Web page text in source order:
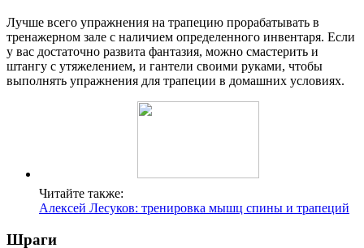
Лучше всего упражнения на трапецию прорабатывать в
тренажерном зале с наличием определенного инвентаря. Если
у вас достаточно развита фантазия, можно смастерить и
штангу с утяжелением, и гантели своими руками, чтобы
выполнять упражнения для трапеции в домашних условиях.
Читайте также:
Алексей Лесуков: тренировка мышц спины и трапеций
Шраги